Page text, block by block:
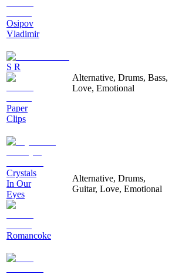
Osipov
Vladimir
S R
Paper
Clips
Alternative, Drums, Bass,
Love, Emotional
Crystals
In Our
Eyes
Romancoke
Alternative, Drums,
Guitar, Love, Emotional